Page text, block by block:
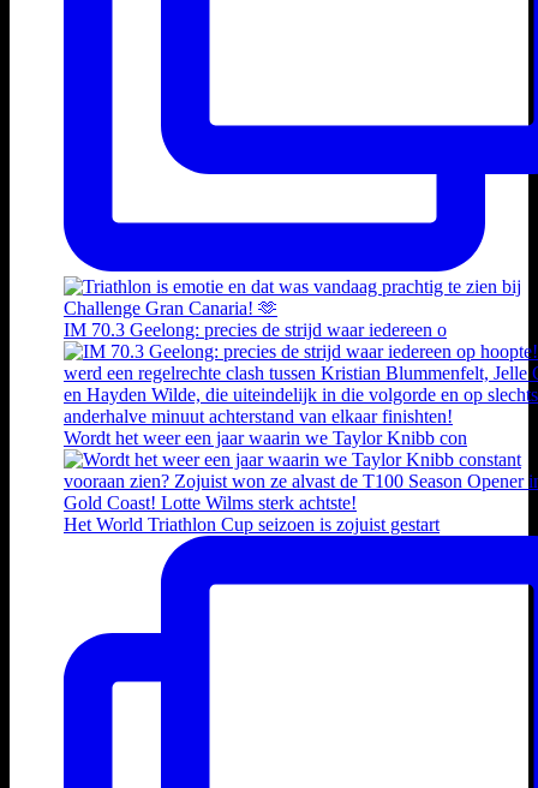
IM 70.3 Geelong: precies de strijd waar iedereen o
Wordt het weer een jaar waarin we Taylor Knibb con
Het World Triathlon Cup seizoen is zojuist gestart